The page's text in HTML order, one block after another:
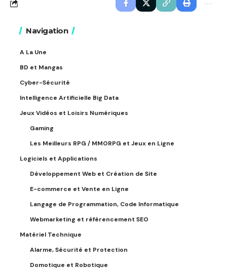
Navigation
A La Une
BD et Mangas
Cyber-Sécurité
Intelligence Artificielle Big Data
Jeux Vidéos et Loisirs Numériques
Gaming
Les Meilleurs RPG / MMORPG et Jeux en Ligne
Logiciels et Applications
Développement Web et Création de Site
E-commerce et Vente en Ligne
Langage de Programmation, Code Informatique
Webmarketing et référencement SEO
Matériel Technique
Alarme, Sécurité et Protection
Domotique et Robotique